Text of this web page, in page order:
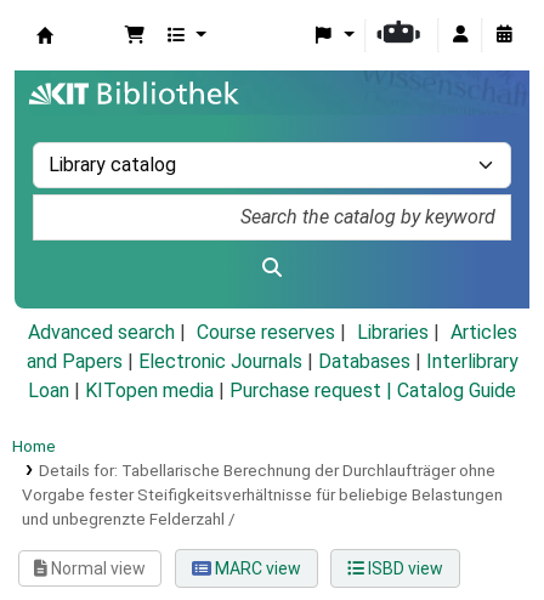
Advanced search Course reserves Libraries
Articles
and Papers
Electronic Journals Databases
Interlibrary
Loan
KITopen media Purchase request | Catalog Guide
Home
Details for: Tabellarische Berechnung der Durchlaufträger ohne
Vorgabe fester Steifigkeitsverhältnisse für beliebige Belastungen
und unbegrenzte Felderzahl /
Normal view MARC view ISBD view